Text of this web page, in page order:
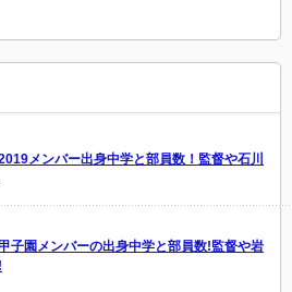
メンバー出身中学と部員数！監督や石川
子園メンバーの出身中学と部員数!監督や岩